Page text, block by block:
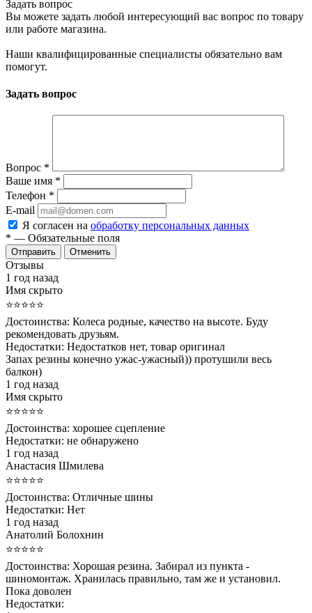
Задать вопрос
Вы можете задать любой интересующий вас вопрос по товару
или работе магазина.
Наши квалифицированные специалисты обязательно вам
помогут.
Задать вопрос
Вопрос *
Ваше имя *
Телефон *
E-mail
Я согласен на обработку персональных данных
* — Обязательные поля
Отменить
Отзывы
1 год назад
Имя скрыто
⭐⭐⭐⭐⭐
Достоинства: Колеса родные, качество на высоте. Буду
рекомендовать друзьям.
Недостатки: Недостатков нет, товар оригинал
Запах резины конечно ужас-ужасный)) протушили весь
балкон)
1 год назад
Имя скрыто
⭐⭐⭐⭐⭐
Достоинства: хорошее сцепление
Недостатки: не обнаружено
1 год назад
Анастасия Шмилева
⭐⭐⭐⭐⭐
Достоинства: Отличные шины
Недостатки: Нет
1 год назад
Анатолий Болохнин
⭐⭐⭐⭐⭐
Достоинства: Хорошая резина. Забирал из пункта -
шиномонтаж. Хранилась правильно, там же и установил.
Пока доволен
Недостатки: